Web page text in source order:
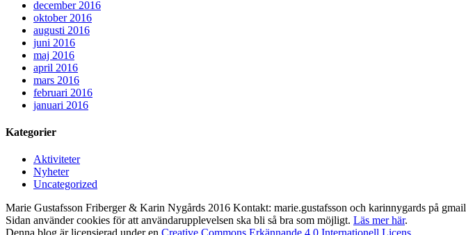
december 2016
oktober 2016
augusti 2016
juni 2016
maj 2016
april 2016
mars 2016
februari 2016
januari 2016
Kategorier
Aktiviteter
Nyheter
Uncategorized
Marie Gustafsson Friberger & Karin Nygårds 2016 Kontakt: marie.gustafsson och karinnygards på gmail
Sidan använder cookies för att användarupplevelsen ska bli så bra som möjligt. Läs mer här.